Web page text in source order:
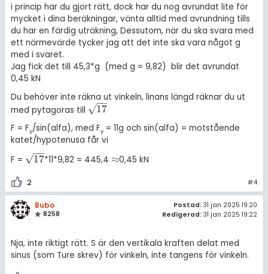
i princip har du gjort rätt, dock har du nog avrundat lite för
mycket i dina beräkningar, vänta alltid med avrundning tills
du har en färdig uträkning, Dessutom, när du ska svara med
ett närmevärde tycker jag att det inte ska vara något g
med i svaret.
Jag fick det till 45,3*g (med g = 9,82) blir det avrundat
0,45 kN
Du behöver inte räkna ut vinkeln, linans längd räknar du ut
med pytagoras till
17
−−
√
17
F = Fy/sin(alfa), med Fy= 11g och sin(alfa) = motstående
katet/hypotenusa får vi
F =
17
−−
√
17 *11*9,82 = 445,4 ≈
≈ 0,45 kN
2 #4
Bubo
8258
Postad: 31 jan 2025 19:20
Redigerad: 31 jan 2025 19:22
Nja, inte riktigt rätt. S är den vertikala kraften delat med
sinus (som Ture skrev) för vinkeln, inte tangens för vinkeln.